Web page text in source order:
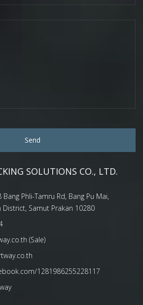
Send
SOLUTIONS CO., LTD.
Phli-Tamru Rd, Bang Pu Mai,
District, Samut Prakan 10280
(Sale)
1281986255228117